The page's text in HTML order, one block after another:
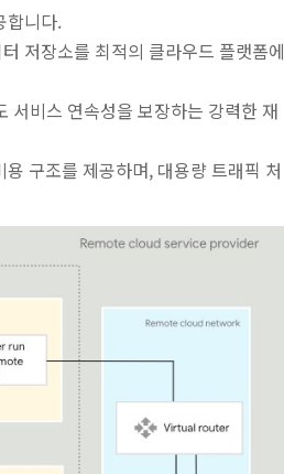
합니다.
저장소를 최적의 클라우드 플랫폼에
서비스 연속성을 보장하는 강력한 재
구조를 제공하며, 대용량 트래픽 처